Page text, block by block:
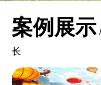
案例展示 /
长